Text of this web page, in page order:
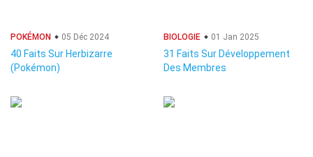
POKÉMON 05 Déc 2024
40 Faits Sur Herbizarre
(Pokémon)
BIOLOGIE 01 Jan 2025
31 Faits Sur Développement
Des Membres